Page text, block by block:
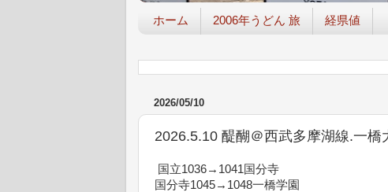
ホーム 2006年うどん 旅 経県値
2026/05/10
2026.5.10 醍醐＠西武多摩湖線.一橋
国立1036→1041国分寺
国分寺1045→1048一橋学園